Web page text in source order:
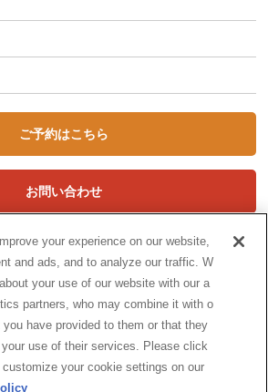
ご予約はこちら
お問い合わせ
your experience on our website,
and ads, and to analyze our traffic. W
your use of our website with our a
partners, who may combine it with o
have provided to them or that they
use of their services. Please click
your cookie settings on our